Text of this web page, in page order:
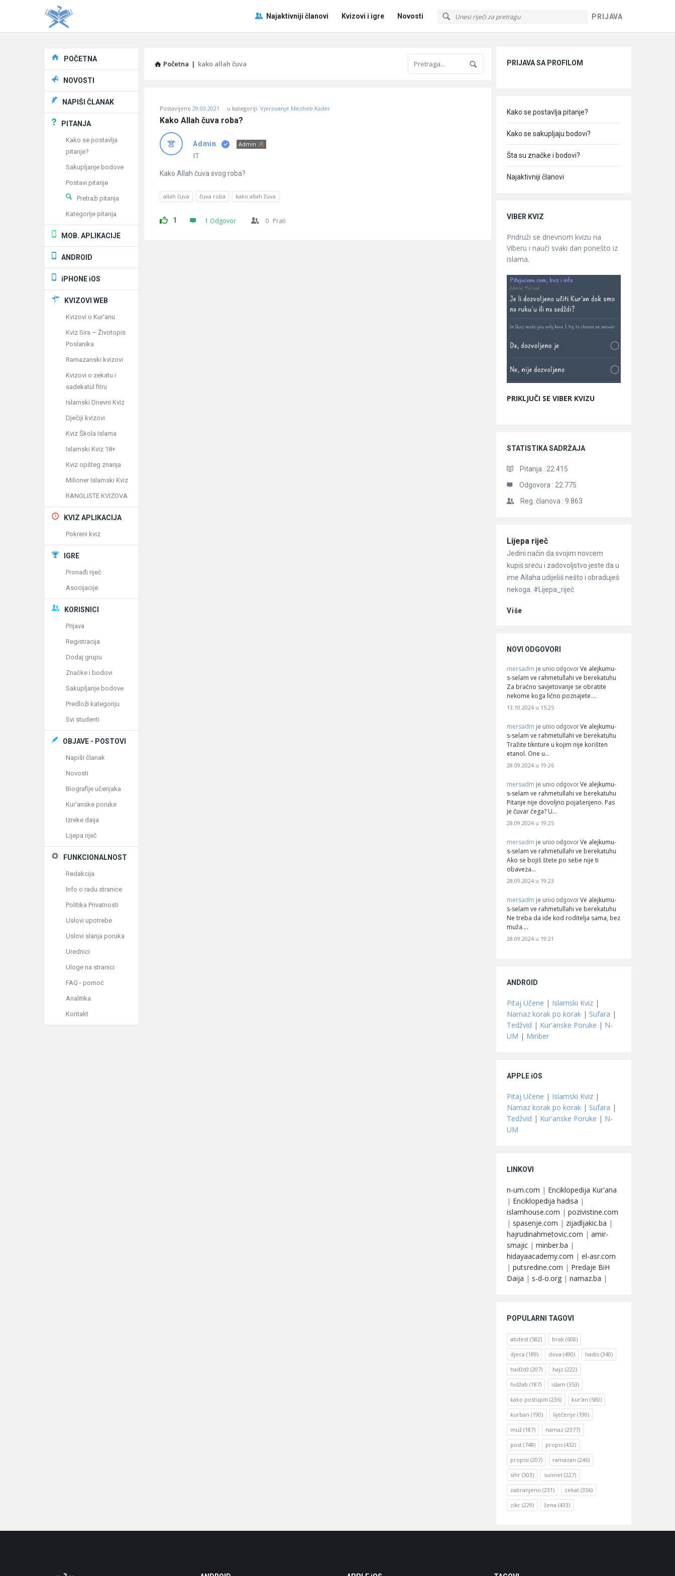
PRIJAVA
Pitaj
Učene
Najaktivniji članovi Kvizovi i igre Novosti
Početna | kako allah čuva
Učene
Latest
Pitanja
Postavljeno 29.03.2021 u kategoriji: Vjerovanje Mezheb Kader
Kako Allah čuva roba?
Admin Admin
IT
Kako Allah čuva svog roba?
allah čuva čuva roba kako allah čuva
1 1 Odgovor 0 Prati
PRIJAVA SA PROFILOM
Kako se postavlja pitanje?
Kako se sakupljaju bodovi?
Šta su značke i bodovi?
Najaktivniji članovi
VIBER KVIZ
Pridruži se dnevnom kvizu na
Viberu i nauči svaki dan ponešto iz
islama.
PRIKLJUČI SE VIBER KVIZU
STATISTIKA SADRŽAJA
Pitanja : 22.415
Odgovora : 22.775
Reg. članova : 9.863
Članci
Lijepa riječ
Jedini način da svojim novcem
kupiš sreću i zadovoljstvo jeste da u
ime Allaha udijeliš nešto i obraduješ
nekoga. #Lijepa_riječ
Više
NOVI ODGOVORI
mersadm je unio odgovor Ve alejkumu-
s-selam ve rahmetullahi ve berekatuhu
Za bračno savjetovanje se obratite
nekome koga lično poznajete.…
13.10.2024 u 15:25
mersadm je unio odgovor Ve alejkumu-
s-selam ve rahmetullahi ve berekatuhu
Tražite tiknture u kojim nije korišten
etanol. One u…
28.09.2024 u 19:26
mersadm je unio odgovor Ve alejkumu-
s-selam ve rahmetullahi ve berekatuhu
Pitanje nije dovoljno pojašenjeno. Pas
je čuvar čega? U…
28.09.2024 u 19:25
mersadm je unio odgovor Ve alejkumu-
s-selam ve rahmetullahi ve berekatuhu
Ako se bojiš štete po sebe nije ti
obaveza…
28.09.2024 u 19:23
mersadm je unio odgovor Ve alejkumu-
s-selam ve rahmetullahi ve berekatuhu
Ne treba da ide kod roditelja sama, bez
muža.…
28.09.2024 u 19:21
ANDROID
Pitaj Učene | Islamski Kviz |
Namaz korak po korak | Sufara |
Tedžvid | Kur'anske Poruke | N-
UM | Minber
APPLE iOS
Pitaj Učene | Islamski Kviz |
Namaz korak po korak | Sufara |
Tedžvid | Kur'anske Poruke | N-
UM
LINKOVI
n-um.com | Enciklopedija Kur'ana
| Enciklopedija hadisa |
islamhouse.com | pozivistine.com
| spasenje.com | zijadljakic.ba |
hajrudinahmetovic.com | amir-
smajic | minber.ba |
hidayaacademy.com | el-asr.com
| putsredine.com | Predaje BiH
Daija | s-d-o.org | namaz.ba |
POPULARNI TAGOVI
abdest (582) brak (608)
djeca (189) dova (490) hadis (340)
hadždž (207) hajz (222)
hidžab (187) islam (353)
kako postupiti (236) kur'an (580)
kurban (190) liječenje (190)
muž (187) namaz (2377)
post (748) propis (432)
propisi (207) ramazan (246)
sihr (303) sunnet (227)
zabranjeno (231) zekat (356)
zikr (229) žena (433)
Explore
POČETNA
NOVOSTI
NAPIŠI ČLANAK
PITANJA
Kako se postavlja
pitanje?
Sakupljanje bodove
Postavi pitanje
Pretraži pitanja
Kategorije pitanja
MOB. APLIKACIJE
ANDROID
iPHONE iOS
KVIZOVI WEB
Kvizovi o Kur'anu
Kviz Sira – Životopis
Poslanika
Ramazanski kvizovi
Kvizovi o zekatu i
sadekatul fitru
Islamski Dnevni Kviz
Dječiji kvizovi
Kviz Škola Islama
Islamski Kviz 18+
Kviz opšteg znanja
Milioner Islamski Kviz
RANGLISTE KVIZOVA
KVIZ APLIKACIJA
Pokreni kviz
IGRE
Pronađi riječ
Asocijacije
KORISNICI
Prijava
Registracija
Dodaj grupu
Značke i bodovi
Sakupljanje bodove
Predloži kategoriju
Svi studenti
OBJAVE - POSTOVI
Napiši članak
Novosti
Biografije učenjaka
Kur'anske poruke
Izreke daija
Lijepa riječ
FUNKCIONALNOST
Redakcija
Info o radu stranice
Politika Privatnosti
Uslovi upotrebe
Uslovi slanja poruka
Urednici
Uloge na stranici
FAQ - pomoć
Analitika
Kontakt